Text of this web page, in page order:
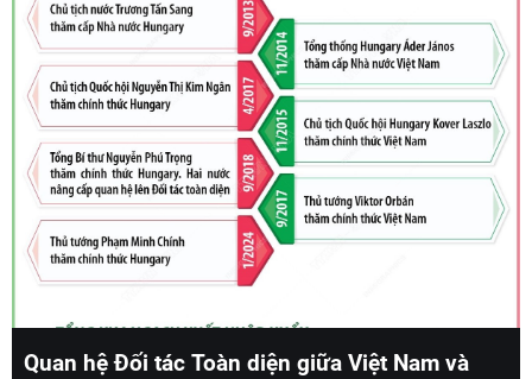
Quan hệ Đối tác Toàn diện giữa Việt Nam và